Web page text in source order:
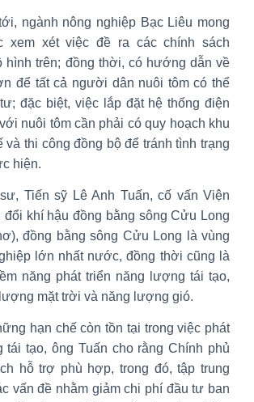
ngành nông nghiệp Bạc Liêu mong
xem xét việc đề ra các chính sách
hình trên; đồng thời, có hướng dẫn về
để tất cả người dân nuôi tôm có thể
đặc biệt, việc lắp đặt hệ thống điện
nuôi tôm cần phải có quy hoạch khu
và thi công đồng bộ để tránh tình trạng
hiện.
Tiến sỹ Lê Anh Tuấn, cố vấn Viện
đổi khí hậu đồng bằng sông Cửu Long
đồng bằng sông Cửu Long là vùng
lớn nhất nước, đồng thời cũng là
năng phát triển năng lượng tái tạo,
mặt trời và năng lượng gió.
hạn chế còn tồn tại trong việc phát
tái tạo, ông Tuấn cho rằng Chính phủ
hỗ trợ phù hợp, trong đó, tập trung
vấn đề nhằm giảm chi phí đầu tư ban